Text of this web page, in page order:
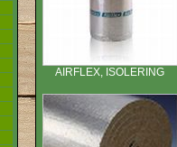
AIRFLEX, ISOLERING